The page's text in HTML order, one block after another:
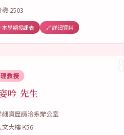
機 2503
本學期授課表 🔗 詳細資料
教授
吟 先生
細資歷請洽系辦公室
文大樓 K56